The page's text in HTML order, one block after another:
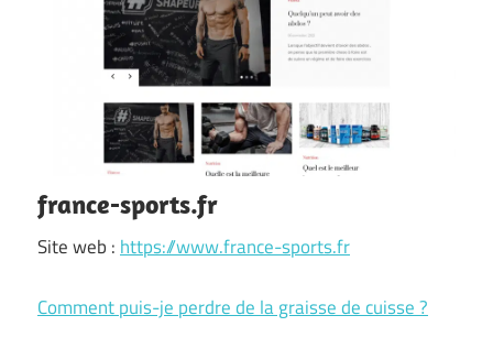
france-sports.fr
Site web : https://www.france-sports.fr
Comment puis-je perdre de la graisse de cuisse ?